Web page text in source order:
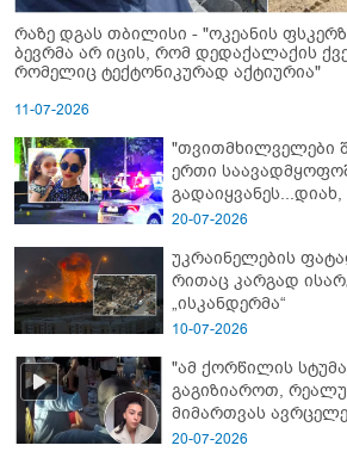
რაზე დგას თბილისი - "ოკეანის
ბევრმა არ იცის, რომ დედაქალაქის
რომელიც ტექტონიკურად აქტიურია"
11-07-2026
"თვითმხილველები
ერთი
- გორში
20-07-2026
უკრაინელების
რითაც კარგად
„ისკანდერმა“
10-07-2026
"ამ ქორწილის
გაგიზიაროთ,
მიმართვას
20-07-2026